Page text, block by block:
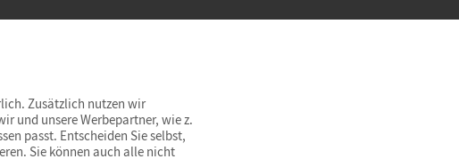
versandkostenfrei innerhalb Deutschlands
Zusätzlich nutzen wir
und unsere Werbepartner, wie z.
passt. Entscheiden Sie selbst,
Sie können auch alle nicht